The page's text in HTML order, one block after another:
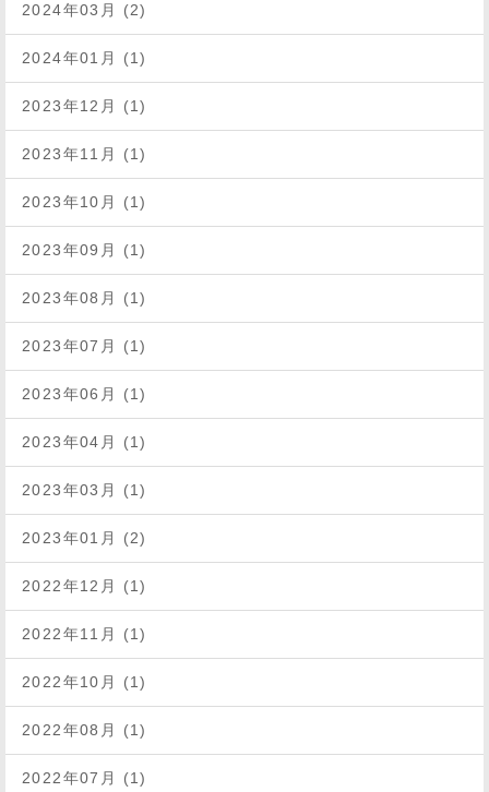
2024年03月 (2)
2024年01月 (1)
2023年12月 (1)
2023年11月 (1)
2023年10月 (1)
2023年09月 (1)
2023年08月 (1)
2023年07月 (1)
2023年06月 (1)
2023年04月 (1)
2023年03月 (1)
2023年01月 (2)
2022年12月 (1)
2022年11月 (1)
2022年10月 (1)
2022年08月 (1)
2022年07月 (1)